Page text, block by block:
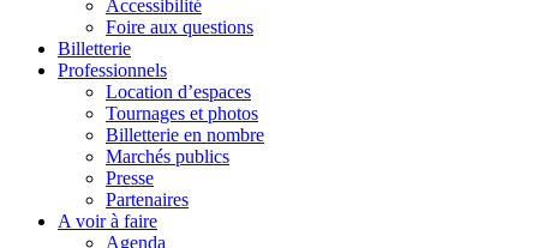
Accessibilité
Foire aux questions
Billetterie
Professionnels
Location d’espaces
Tournages et photos
Billetterie en nombre
Marchés publics
Presse
Partenaires
A voir à faire
Agenda